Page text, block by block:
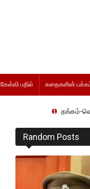
கேள்வி பதில் கதைகளின்
தங்கம்-வெள்ளி விலை
Random Posts